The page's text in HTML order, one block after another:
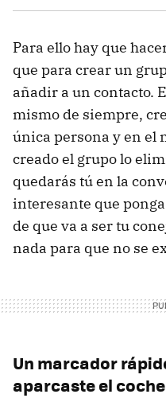
Para ello hay que
que para crear un
añadir a un contacto.
mismo de siempre,
única persona y en el
creado el grupo lo
quedarás tú en la
interesante que
de que va a ser tu
nada para que no se
Un marcador
aparcaste el coche